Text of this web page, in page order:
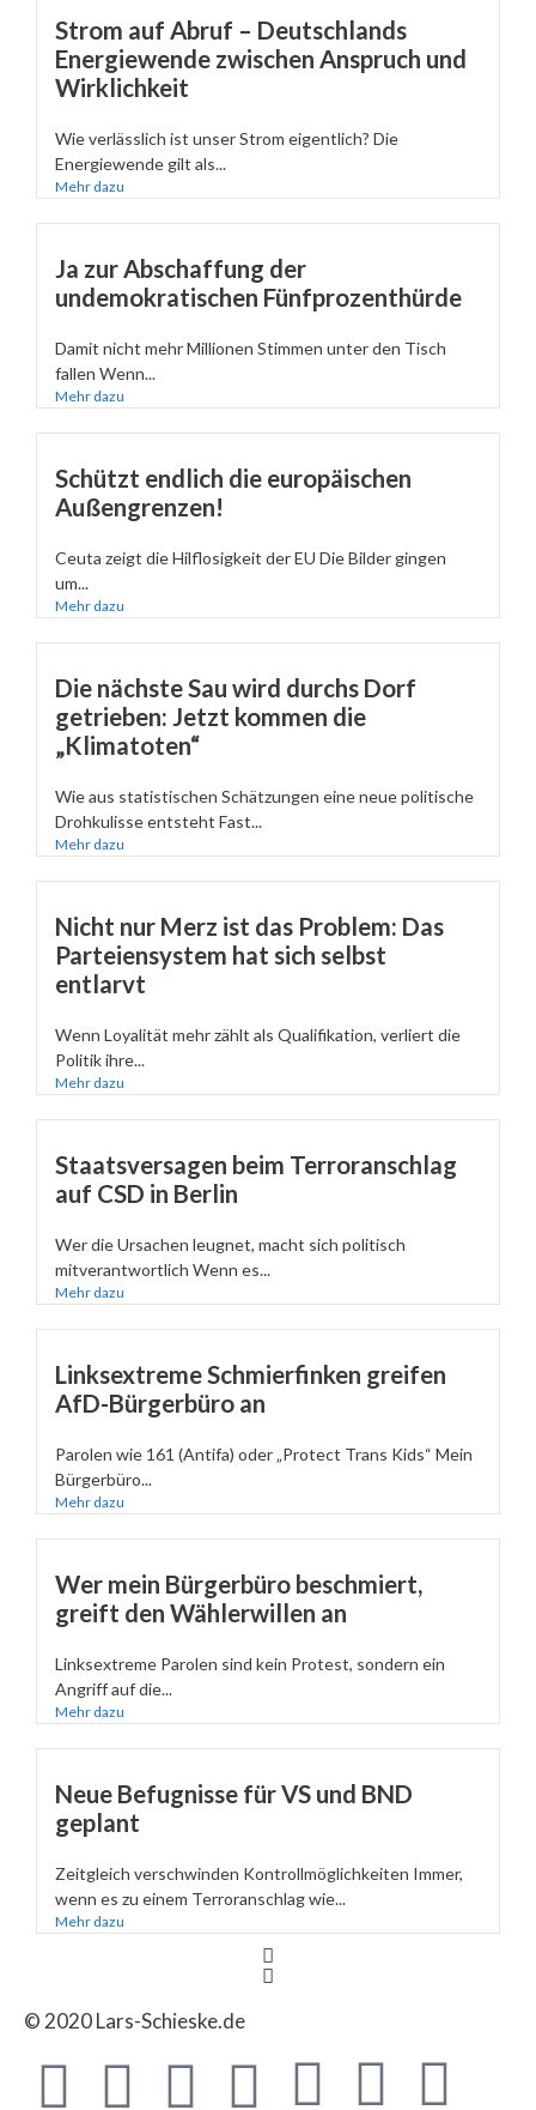
Strom auf Abruf – Deutschlands
Energiewende zwischen Anspruch und
Wirklichkeit
Wie verlässlich ist unser Strom eigentlich? Die
Energiewende gilt als...
Mehr dazu
Ja zur Abschaffung der
undemokratischen Fünfprozenthürde
Damit nicht mehr Millionen Stimmen unter den Tisch
fallen Wenn...
Mehr dazu
Schützt endlich die europäischen
Außengrenzen!
Ceuta zeigt die Hilflosigkeit der EU Die Bilder gingen
um...
Mehr dazu
Die nächste Sau wird durchs Dorf
getrieben: Jetzt kommen die
„Klimatoten“
Wie aus statistischen Schätzungen eine neue politische
Drohkulisse entsteht Fast...
Mehr dazu
Nicht nur Merz ist das Problem: Das
Parteiensystem hat sich selbst
entlarvt
Wenn Loyalität mehr zählt als Qualifikation, verliert die
Politik ihre...
Mehr dazu
Staatsversagen beim Terroranschlag
auf CSD in Berlin
Wer die Ursachen leugnet, macht sich politisch
mitverantwortlich Wenn es...
Mehr dazu
Linksextreme Schmierfinken greifen
AfD-Bürgerbüro an
Parolen wie 161 (Antifa) oder „Protect Trans Kids“ Mein
Bürgerbüro...
Mehr dazu
Wer mein Bürgerbüro beschmiert,
greift den Wählerwillen an
Linksextreme Parolen sind kein Protest, sondern ein
Angriff auf die...
Mehr dazu
Neue Befugnisse für VS und BND
geplant
Zeitgleich verschwinden Kontrollmöglichkeiten Immer,
wenn es zu einem Terroranschlag wie...
Mehr dazu
© 2020 Lars-Schieske.de